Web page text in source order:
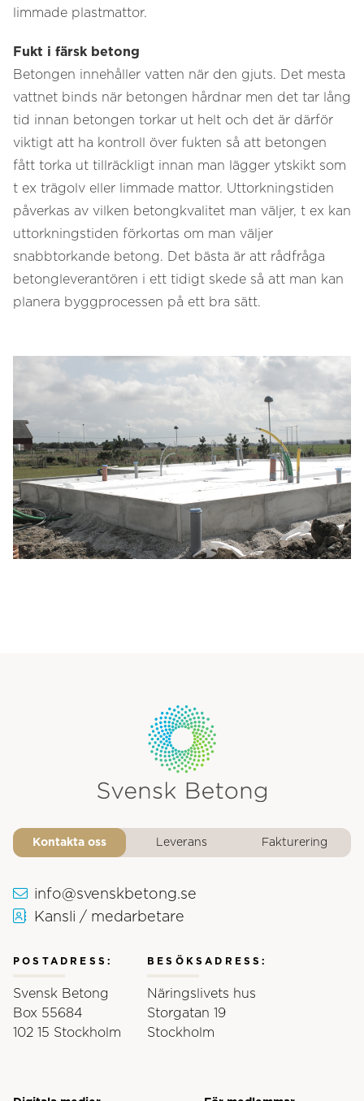
limmade plastmattor.
Fukt i färsk betong
Betongen innehåller vatten när den gjuts. Det mesta
vattnet binds när betongen hårdnar men det tar lång
tid innan betongen torkar ut helt och det är därför
viktigt att ha kontroll över fukten så att betongen
fått torka ut tillräckligt innan man lägger ytskikt som
t ex trägolv eller limmade mattor. Uttorkningstiden
påverkas av vilken betongkvalitet man väljer, t ex kan
uttorkningstiden förkortas om man väljer
snabbtorkande betong. Det bästa är att rådfråga
betongleverantören i ett tidigt skede så att man kan
planera byggprocessen på ett bra sätt.
Kontakta oss Leverans Fakturering
info@svenskbetong.se
Kansli / medarbetare
POSTADRESS:
Svensk Betong
Box 55684
102 15 Stockholm
BESÖKSADRESS:
Näringslivets hus
Storgatan 19
Stockholm